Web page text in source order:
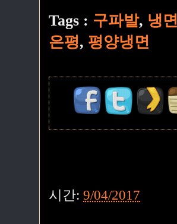
Tags : 구파발, 냉면
은평, 평양냉면
시간: 9/04/2017